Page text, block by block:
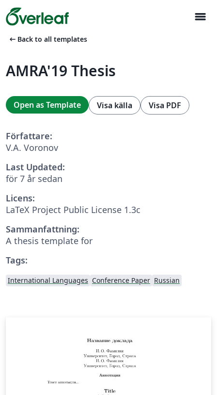
menu
arrow_left_alt Back to all templates
AMRA'19 Thesis
Open as Template Visa källa Visa PDF
Författare:
V.A. Voronov
Last Updated:
för 7 år sedan
Licens:
LaTeX Project Public License 1.3c
Sammanfattning:
A thesis template for
Tags:
International Languages Conference Paper Russian